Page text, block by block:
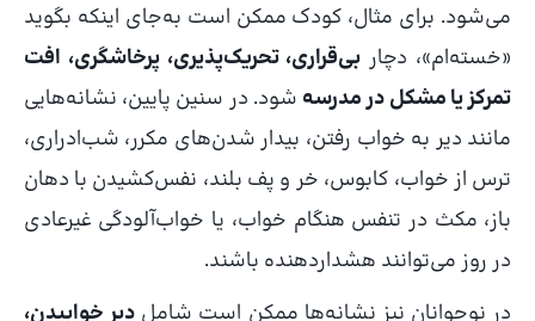
می‌شود. برای مثال، کودک ممکن است به‌جای اینکه بگوید
«خسته‌ام»، دچار بی‌قراری، تحریک‌پذیری، پرخاشگری، افت
تمرکز یا مشکل در مدرسه شود. در سنین پایین، نشانه‌هایی
مانند دیر به خواب رفتن، بیدار شدن‌های مکرر، شب‌ادراری،
ترس از خواب، کابوس، خر و پف بلند، نفس‌کشیدن با دهان
باز، مکث در تنفس هنگام خواب، یا خواب‌آلودگی غیرعادی
در روز می‌توانند هشداردهنده باشند.
در نوجوانان نیز نشانه‌ها ممکن است شاملدیر خوابیدن،